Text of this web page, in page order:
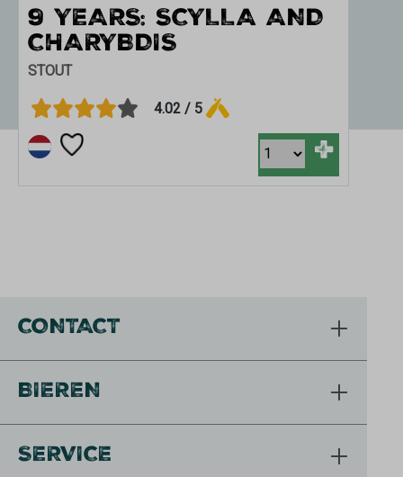
9 YEARS: SCYLLA AND
CHARYBDIS
STOUT
4.02 / 5
+
CONTACT
BIEREN
SERVICE